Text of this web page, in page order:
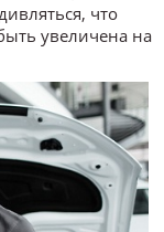
что
увеличена на